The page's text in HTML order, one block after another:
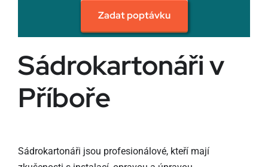
Zadat poptávku
Sádrokartonáři v
Příboře
Sádrokartonáři jsou profesionálové, kteří mají